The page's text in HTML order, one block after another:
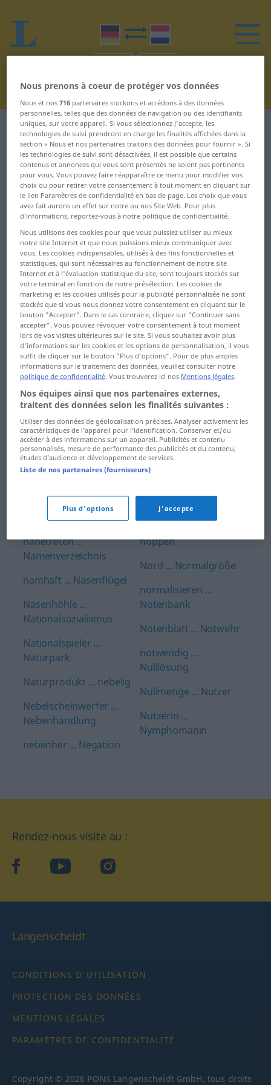
Dictionnaire Allemand-Néerlandais N
Mots en allemand commençant
par N
N ... Nachbestellung
nachbeten ...
Nachgebühr
Nachgeburt ...
Nachkriegszeit
Nachkur ...
Nachrichtensender
Nachrichtensendung ...
Nachsommer
Nachsorge ...
Nachtlokal
Nachtmensch ...
nachweinen
Nachweis ... Nadelöhr
Nadelstich ... Nähzeug
nämlich ... nahestehen
nahetreten ...
Namenverzeichnis
namhaft ... Nasenflügel
Nasenhöhle ...
Nationalsozialismus
Nationalspieler ...
Naturpark
Naturprodukt ... nebelig
Nebelscheinwerfer ...
Nebenhandlung
nebenher ... Negation
negativ ... Neonlicht
Neonreklame ... nervös
Nervosität ...
Netzprovider
Netzspannung ...
neuhochdeutsch
Neuigkeit ... Neurotiker
Neurotikerin ... nichtig
niedergehen
niedergeschlagen ...
niederschreien
Niederschrift ... niet-
noppen
Nord ... Normalgröße
normalisieren ...
Notenbank
Notenblatt ... Notwehr
notwendig ...
Nulllösung
Nullmenge ... Nutzer
Nutzerin ...
Nymphomanin
Rendez-nous visite au :
facebookYouTube Instagram
Langenscheidt
CONDITIONS D'UTILISATION
PROTECTION DES DONNÉES
MENTIONS LÉGALES
PARAMÈTRES DE CONFIDENTIALITÉ
Copyright © 2026 PONS Langenscheidt GmbH, tous droits
Nous prenons à coeur de protéger vos données
Nous et nos716 partenaires stockons et accédons à des données
personnelles, telles que des données de navigation ou des identifiants
uniques, sur votre appareil. Si vous sélectionnez J'accepte, les
technologies de suivi prendront en charge les finalités affichées dans la
section « Nous et nos partenaires traitons des données pour fournir ». Si
les technologies de suivi sont désactivées, il est possible que certains
contenus et annonces qui vous sont présentés ne soient pas pertinents
pour vous. Vous pouvez faire réapparaître ce menu pour modifier vos
choix ou pour retirer votre consentement à tout moment en cliquant sur
le lien Paramètres de confidentialité en bas de page. Les choix que vous
avez fait aurons un effet sur notre ou nos Site Web. Pour plus
d’informations, reportez-vous à notre politique de confidentialité.
Nous utilisons des cookies pour que vous puissiez utiliser au mieux
notre site Internet et que nous puissions mieux communiquer avec
vous. Les cookies indispensables, utilisés à des fins fonctionnelles et
statistiques, qui sont nécessaires au fonctionnement de notre site
Internet et à l'évaluation statistique du site, sont toujours stockés sur
votre terminal en fonction de notre présélection. Les cookies de
marketing et les cookies utilisés pour la publicité personnalisée ne sont
stockés que si vous nous donnez votre consentement en cliquant sur le
bouton "Accepter". Dans le cas contraire, cliquez sur "Continuer sans
accepter". Vous pouvez révoquer votre consentement à tout moment
lors de vos visites ultérieures sur le site. Si vous souhaitez avoir plus
d'informations sur les cookies et les options de personnalisation, il vous
suffit de cliquer sur le bouton "Plus d'options". Pour de plus amples
informations sur le traitement des données, veuillez consulter notre
politique de confidentialité. Vous trouverez ici nos Mentions légales.
Nos équipes ainsi que nos partenaires externes,
traitent des données selon les finalités suivantes :
Utiliser des données de géolocalisation précises. Analyser activement les
caractéristiques de l’appareil pour l’identification. Conserver et/ou
accéder à des informations sur un appareil. Publicités et contenu
personnalisés, mesure de performance des publicités et du contenu,
études d’audience et développement de services.
Liste de nos partenaires (fournisseurs)
Plus d'options J'accepte